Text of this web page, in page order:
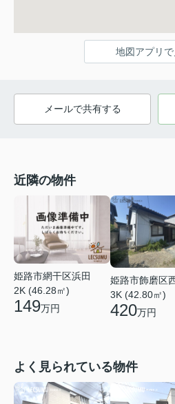
地図アプリで
メールで共有する
近隣の物件
姫路市網干区浜田
2K (46.28㎡)
149万円
姫路市飾磨区
3K (42.80㎡)
420万円
よく見られている物件